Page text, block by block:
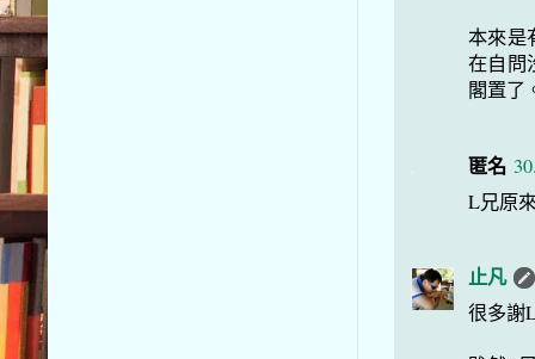
本來是
在自問
閣置了
匿名
L兄原
止凡
很多謝